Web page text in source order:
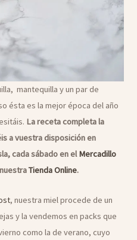
mantequilla y un par de
ésta es la mejor época del año
La receta completa la
a vuestra disposición en
cada sábado en elMercadillo
Tienda Online.
, nuestra miel procede de un
y la vendemos en packs que
como la de verano, cuyo